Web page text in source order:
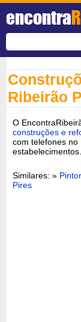
encontra
Ribeirão
O
construções e
com telefones no
estabelecimentos.
Similares: »
Pires